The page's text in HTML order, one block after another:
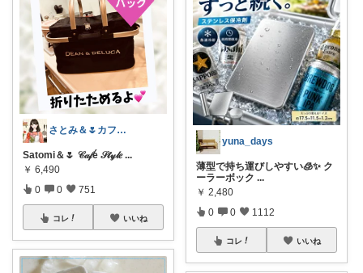
さとみ＆🌷カフェと素敵なもの☕️🌿
Satomi＆🌷 𝒞𝒶𝒻é 𝒮𝓉𝓎𝓁𝑒...
￥ 6,490
0 0 751
コレ いいね
yuna_days
薄型で持ち運びしやすい🧊✨ ク
ーラーボック ...
￥ 2,480
0 0 1112
コレ いいね